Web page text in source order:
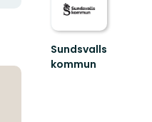
Sundsvalls
kommun